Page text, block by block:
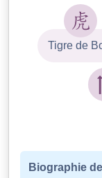
Tigre de
Biographie